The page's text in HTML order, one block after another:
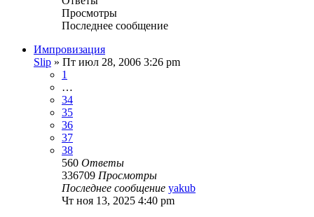
Просмотры
Последнее сообщение
Импровизация
Slip » Пт июл 28, 2006 3:26 pm
1
…
34
35
36
37
38
560 Ответы
336709 Просмотры
Последнее сообщение yakub
Чт ноя 13, 2025 4:40 pm